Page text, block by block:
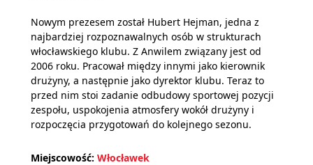
Nowym prezesem został Hubert Hejman, jedna z
najbardziej rozpoznawalnych osób w strukturach
włocławskiego klubu. Z Anwilem związany jest od
2006 roku. Pracował między innymi jako kierownik
drużyny, a następnie jako dyrektor klubu. Teraz to
przed nim stoi zadanie odbudowy sportowej pozycji
zespołu, uspokojenia atmosfery wokół drużyny i
rozpoczęcia przygotowań do kolejnego sezonu.
Miejscowość: Włocławek